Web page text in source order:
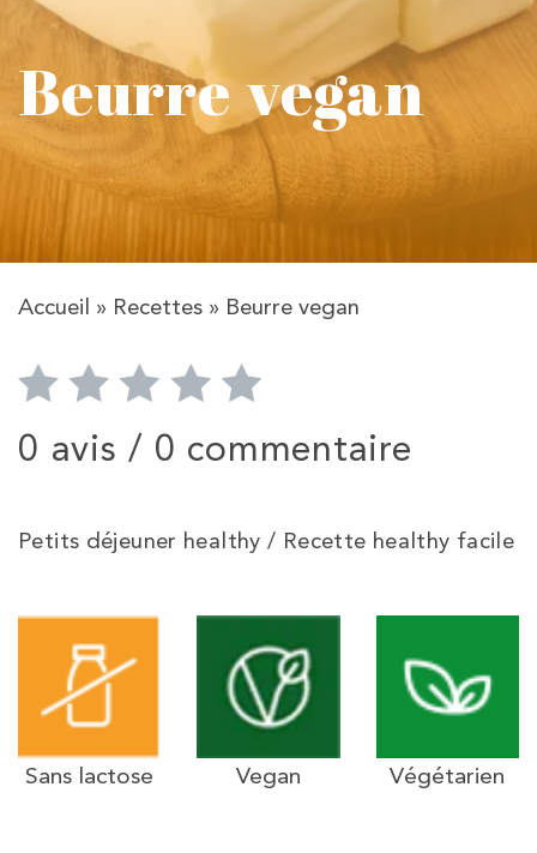
Beurre vegan
Accueil » Recettes » Beurre vegan
0 avis / 0 commentaire
Petits déjeuner healthy / Recette healthy facile
Sans lactose Vegan Végétarien